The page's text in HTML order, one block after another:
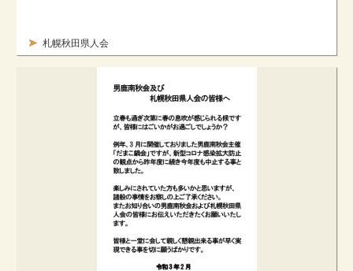
札幌秋田県人会